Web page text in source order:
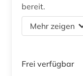
bereit.
Mehr zeigen
Frei verfügbar